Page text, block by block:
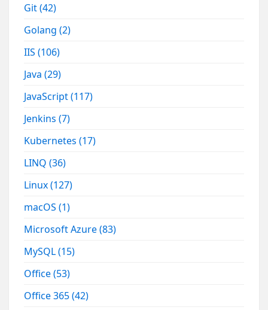
Git(42)
Golang(2)
IIS(106)
Java(29)
JavaScript(117)
Jenkins(7)
Kubernetes(17)
LINQ(36)
Linux(127)
macOS(1)
Microsoft Azure(83)
MySQL(15)
Office(53)
Office 365(42)